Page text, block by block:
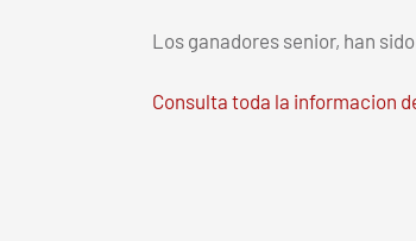
Los ganadores senior, han
Consulta toda la informacion